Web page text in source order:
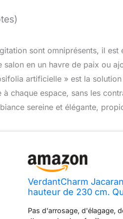
sont omniprésents, il
en un havre de paix ou
artificielle » est la
chaque espace, sans les
sereine et élégante,
VerdantCharm
hauteur de 230 cm.
lorsqu'elle est
Pas d'arrosage, d'élagage,